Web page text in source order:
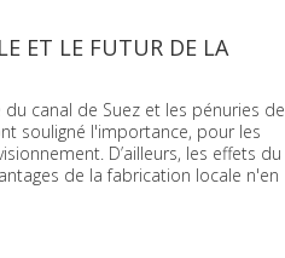
ET LE FUTUR DE LA
canal de Suez et les pénuries de
souligné l'importance, pour les
D’ailleurs, les effets du
de la fabrication locale n'en